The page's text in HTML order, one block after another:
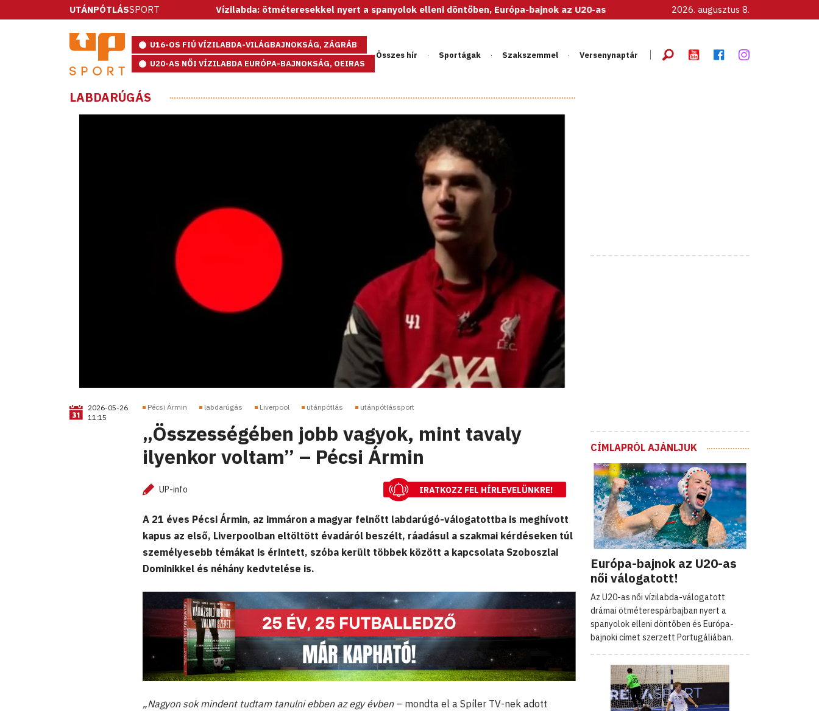
UTÁNPÓTLÁSSPORT Vízilabda: ötméteresekkel nyert a spanyolok elleni döntőben, Európa-bajnok az U20-as női válogatott! 2026. augusztus 8.
U16-OS FIÚ VÍZILABDA-VILÁGBAJNOKSÁG, ZÁGRÁB
U20-AS NŐI VÍZILABDA EURÓPA-BAJNOKSÁG, OEIRAS
Összes hír Sportágak Szakszemmel Versenynaptár
LABDARÚGÁS
2026-05-26
11:15
Pécsi Ármin labdarúgás Liverpool utánpótlás utánpótlássport
„Összességében jobb vagyok, mint tavaly
ilyenkor voltam” – Pécsi Ármin
UP-info IRATKOZZ FEL HÍRLEVELÜNKRE!
A 21 éves Pécsi Ármin, az immáron a magyar felnőtt labdarúgó-válogatottba is meghívott
kapus az első, Liverpoolban eltöltött évadáról beszélt, ráadásul a szakmai kérdéseken túl
személyesebb témákat is érintett, szóba került többek között a kapcsolata Szoboszlai
Dominikkel és néhány kedvtelése is.
„Nagyon sok mindent tudtam tanulni ebben az egy évben – mondta el a Spíler TV-nek adott
CÍMLAPRÓL AJÁNLJUK
Európa-bajnok az U20-as
női válogatott!
Az U20-as női vízilabda-válogatott
drámai ötméterespárbajban nyert a
spanyolok elleni döntőben és Európa-
bajnoki címet szerzett Portugáliában.